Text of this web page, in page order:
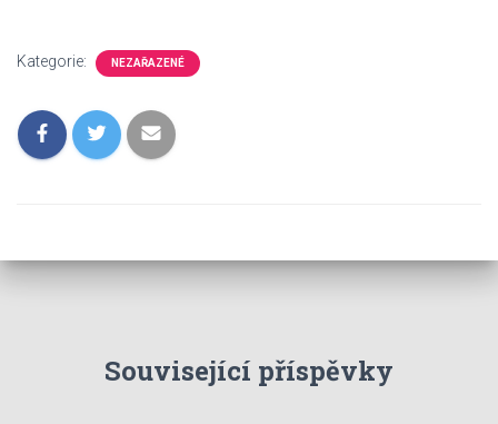
Kategorie: NEZAŘAZENÉ
Související příspěvky